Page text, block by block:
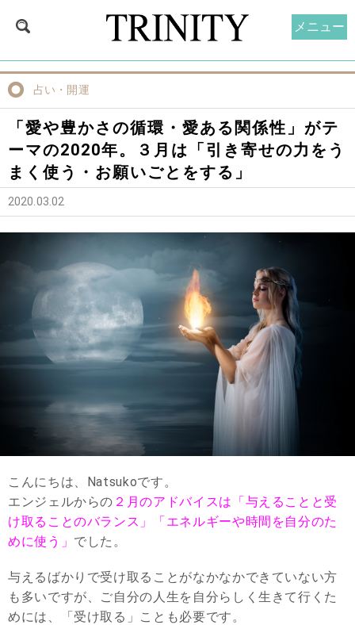
占い・開運
「愛や豊かさの循環・愛ある関係性」がテ
ーマの2020年。３月は「引き寄せの力をう
まく使う・お願いごとをする」
2020.03.02
こんにちは、Natsukoです。
エンジェルからの ２月のアドバイスは「与えることと受
け取ることのバランス」「エネルギーや時間を自分のた
めに使う」 でした。
与えるばかりで受け取ることがなかなかできていない方
も多いですが、ご自分の人生を自分らしく生きて行くた
めには、「受け取る」ことも必要です。
メニュー